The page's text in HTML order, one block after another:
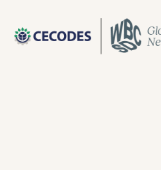
contenido